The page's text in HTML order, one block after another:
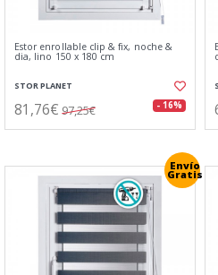
Estor enrollable clip & fix, noche &
dia, lino 150 x 180 cm
STOR PLANET
81,76€ 97,25€ - 16%
Envío
Gratis